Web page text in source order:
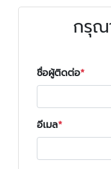
กรุณ
ชื่อผู้ติดต่อ
อีเมล